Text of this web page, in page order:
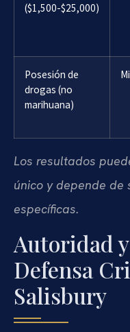
($1,500-$25,000)
Posesión de
drogas (no
marihuana)
Los resultados
único y depende de
específicas.
Autoridad
Defensa
Salisbury